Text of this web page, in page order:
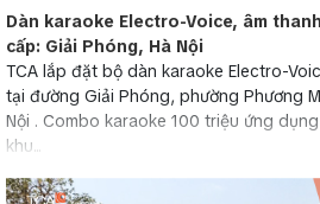
Dàn karaoke Electro-Voice, âm
cấp: Giải Phóng, Hà Nội
TCA lắp đặt bộ dàn karaoke Electro-
tại đường Giải Phóng, phường Phương
Nội . Combo karaoke 100 triệu ứng
khu...